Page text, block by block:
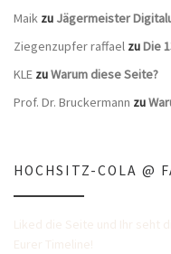
Maik zu Jägermeister
Ziegenzupfer raffael zuDie
KLE zuWarum diese Seite?
Prof. Dr. Bruckermann zu
HOCHSITZ-COLA @